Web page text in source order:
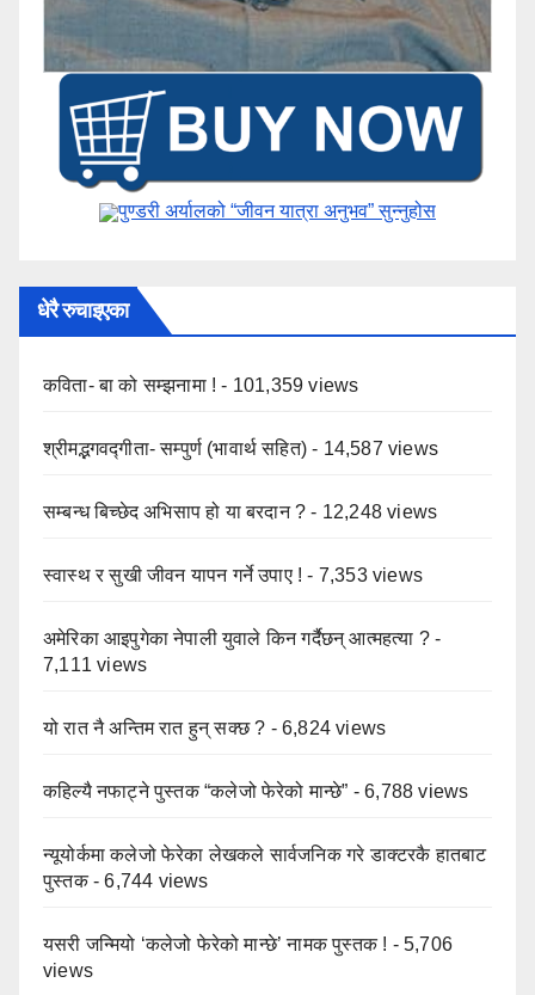
पुण्डरी अर्यालको “जीवन यात्रा अनुभव” ​सुन्नुहोस
धेरै रुचाइएका
कविता- बा को सम्झनामा ! - 101,359 views
श्रीमद्भगवद्गीता- सम्पुर्ण (भावार्थ सहित) - 14,587 views
सम्बन्ध बिच्छेद अभिसाप हो या बरदान ? - 12,248 views
स्वास्थ र सुखी जीवन यापन गर्ने उपाए ! - 7,353 views
अमेरिका आइपुगेका नेपाली युवाले किन गर्दैछन् आत्महत्या ? -
7,111 views
यो रात नै अन्तिम रात हुन् सक्छ ? - 6,824 views
कहिल्यै नफाट्ने पुस्तक “कलेजो फेरेको मान्छे” - 6,788 views
न्यूयोर्कमा कलेजो फेरेका लेखकले सार्वजनिक गरे डाक्टरकै हातबाट
पुस्तक- 6,744 views
यसरी जन्मियो ‘कलेजो फेरेको मान्छे’ नामक पुस्तक ! - 5,706
views